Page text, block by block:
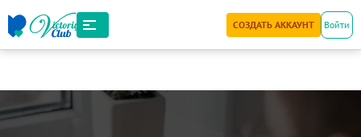
СОЗДАТЬ АККАУНТ Войти